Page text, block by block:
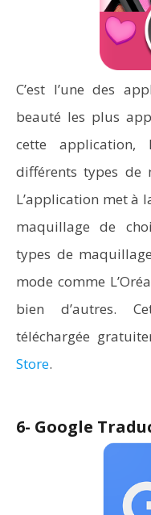
C’est l’une des
beauté les plus
cette application,
différents types de
L’application met à
maquillage de
types de
mode comme
bien d’autres.
téléchargée
Store.
6- Google